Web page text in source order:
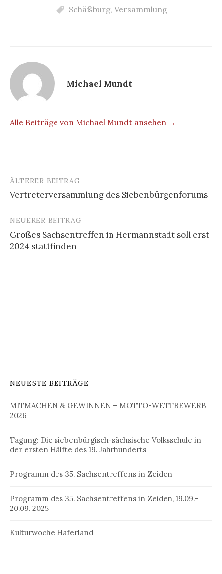
Schäßburg, Versammlung
Michael Mundt
Alle Beiträge von Michael Mundt ansehen →
Beitrags-
Navigation
ÄLTERER BEITRAG
Vertreterversammlung des Siebenbürgenforums
NEUERER BEITRAG
Großes Sachsentreffen in Hermannstadt soll erst
2024 stattfinden
NEUESTE BEITRÄGE
MITMACHEN & GEWINNEN – MOTTO-WETTBEWERB
2026
Tagung: Die siebenbürgisch-sächsische Volksschule in
der ersten Hälfte des 19. Jahrhunderts
Programm des 35. Sachsentreffens in Zeiden
Programm des 35. Sachsentreffens in Zeiden, 19.09.-
20.09. 2025
Kulturwoche Haferland